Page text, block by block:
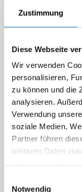
Zustimmung
Diese Webseite
Wir verwenden
personalisieren,
zu können und die
analysieren.
Verwendung
soziale Medien,
Partner führen
weiteren Daten
Notwendig
Beitrag | 19.06.2026
«Aura entstand an